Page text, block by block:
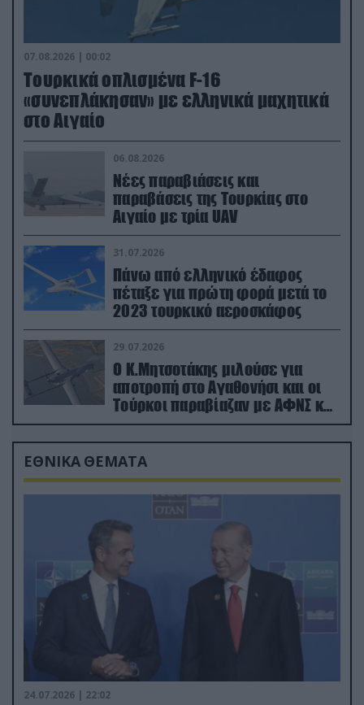
07.08.2026 | 00:02
Τουρκικά οπλισμένα F-16
«συνεπλάκησαν» με ελληνικά μαχητικά
στο Αιγαίο
06.08.2026
Νέες παραβιάσεις και
παραβάσεις της Τουρκίας στο
Αιγαίο με τρία UAV
31.07.2026
Πάνω από ελληνικό έδαφος
πέταξε για πρώτη φορά μετά το
2023 τουρκικό αεροσκάφος
29.07.2026
Ο Κ.Μητσοτάκης μιλούσε για
αποτροπή στο Αγαθονήσι και οι
Τούρκοι παραβίαζαν με ΑΦΝΣ και
drone
ΕΘΝΙΚΑ ΘΕΜΑΤΑ
24.07.2026 | 22:02